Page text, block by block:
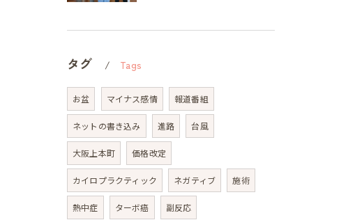
タグ Tags
お盆 マイナス感情 報道番組
ネットの書き込み 進路 台風
大阪上本町 価格改定
カイロプラクティック ネガティブ 施術
熱中症 ターボ癌 副反応